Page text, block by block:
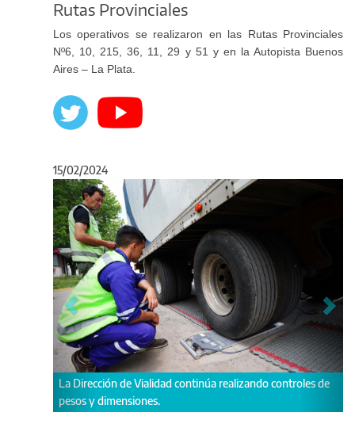
Rutas Provinciales
Los operativos se realizaron en las Rutas Provinciales
Nº6, 10, 215, 36, 11, 29 y 51 y en la Autopista Buenos
Aires – La Plata.
15/02/2024
de Vialidad continúa realizando controles de
Se realizaron
Anterior